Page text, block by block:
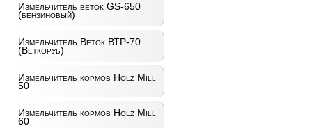
Измельчитель веток GS-650
(бензиновый)
Измельчитель Веток ВТР-70
(Веткоруб)
Измельчитель кормов Holz Mill
50
Измельчитель кормов Holz Mill
60